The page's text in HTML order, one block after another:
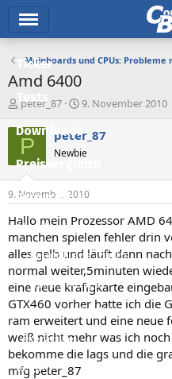
Ticker
Downloads
Preisvergleich
Forum
Aktuelles
Empfohlene Inhalte
Neue Beiträge
Neueste Aktivitäten
Leserartikel
Regeln
Mainboards und CPUs: Probleme
Amd 6400
E
s
e
l
e
r
peter_87
E
s
e
l
t
a
m
9. November 2010
P peter_87
Newbie
9. November 2010
Hallo mein Prozessor AMD
manchen spielen fehler drin
alles gelb und läuft dann
normal weiter,5minuten
eine neue krafigkarte
GTX460 vorher hatte ich die
ram erweitert und eine neue
weiß nicht mehr was ich
bekomme die lags und die
mfg peter_87